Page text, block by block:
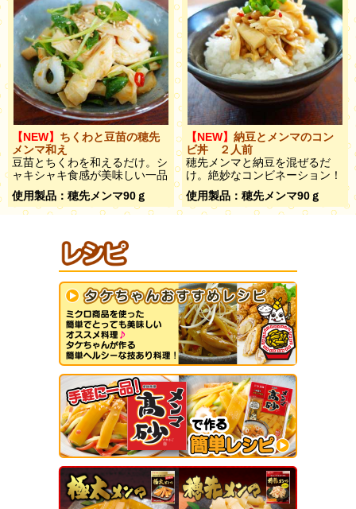
【NEW】 ちくわと豆苗の穂先
メンマ和え
豆苗とちくわを和えるだけ。シ
ャキシャキ食感が美味しい一品
使用製品：穂先メンマ90ｇ
【NEW】 納豆とメンマのコン
ビ丼 ２人前
穂先メンマと納豆を混ぜるだ
け。絶妙なコンビネーション！
使用製品：穂先メンマ90ｇ